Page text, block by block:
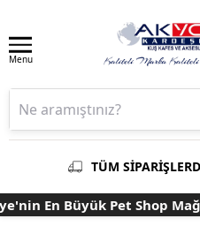
Menu
TÜM
En Büyük Pet Shop